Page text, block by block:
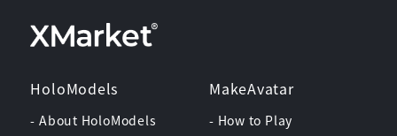
HoloModels
- About HoloModels
MakeAvatar
- How to Play